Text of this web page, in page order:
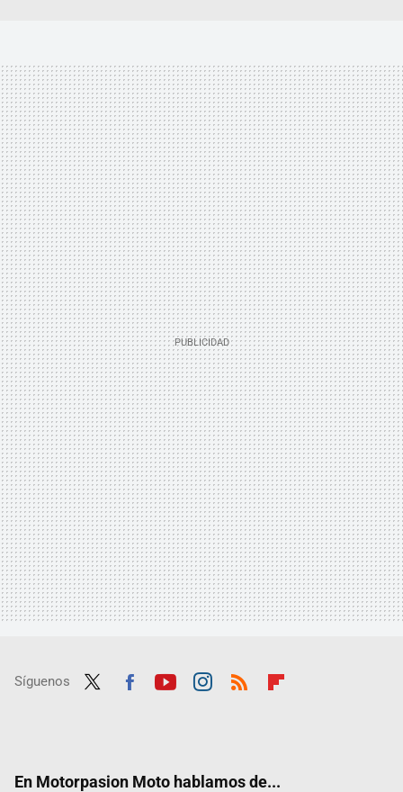
Síguenos
En Motorpasion Moto hablamos de...